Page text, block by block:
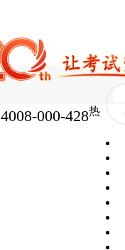
4008-000-428热